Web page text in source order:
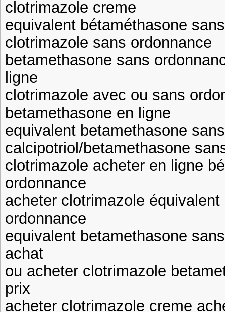
clotrimazole creme
equivalent bétaméthasone
clotrimazole sans ordonnance
betamethasone sans
ligne
clotrimazole avec ou sans
betamethasone en ligne
equivalent betamethasone
calcipotriol/betamethasone
clotrimazole acheter en ligne
ordonnance
acheter clotrimazole
ordonnance
equivalent betamethasone
achat
ou acheter clotrimazole
prix
acheter clotrimazole creme